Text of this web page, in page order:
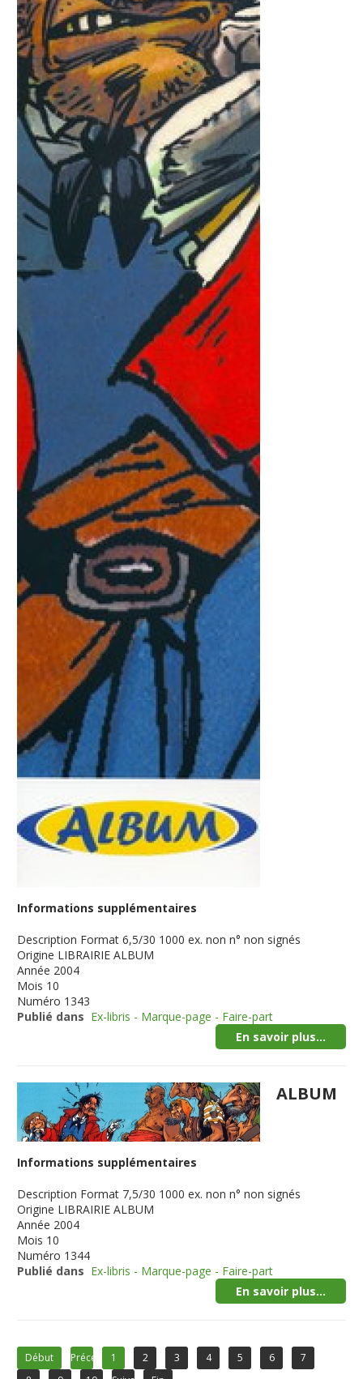
Informations supplémentaires
Description Format 6,5/30 1000 ex. non n° non signés
Origine LIBRAIRIE ALBUM
Année 2004
Mois 10
Numéro 1343
Publié dans Ex-libris - Marque-page - Faire-part
En savoir plus...
ALBUM
Informations supplémentaires
Description Format 7,5/30 1000 ex. non n° non signés
Origine LIBRAIRIE ALBUM
Année 2004
Mois 10
Numéro 1344
Publié dans Ex-libris - Marque-page - Faire-part
En savoir plus...
Début Précédent1 2 3 4 5 6
7